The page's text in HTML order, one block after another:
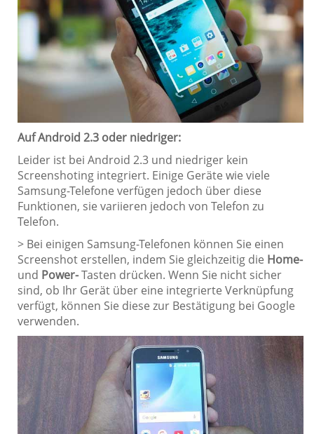
Auf Android 2.3 oder niedriger:
Leider ist bei Android 2.3 und niedriger kein
Screenshoting integriert. Einige Geräte wie viele
Samsung-Telefone verfügen jedoch über diese
Funktionen, sie variieren jedoch von Telefon zu
Telefon.
> Bei einigen Samsung-Telefonen können Sie einen
Screenshot erstellen, indem Sie gleichzeitig die Home-
und Power-Tasten drücken. Wenn Sie nicht sicher
sind, ob Ihr Gerät über eine integrierte Verknüpfung
verfügt, können Sie diese zur Bestätigung bei Google
verwenden.